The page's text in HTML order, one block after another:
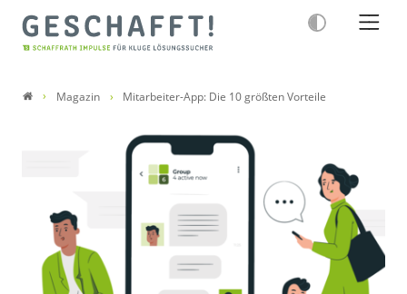
Magazin Mitarbeiter-App: Die 10 größten Vorteile